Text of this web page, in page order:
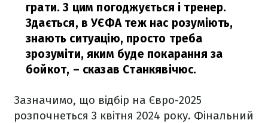
грати. З цим погоджується і тренер.
Здається, в УЄФА теж нас розуміють,
знають ситуацію, просто треба
зрозуміти, яким буде покарання за
бойкот, – сказав Станкявічюс.
Зазначимо, що відбір на Євро-2025
розпочнеться 3 квітня 2024 року. Фінальний